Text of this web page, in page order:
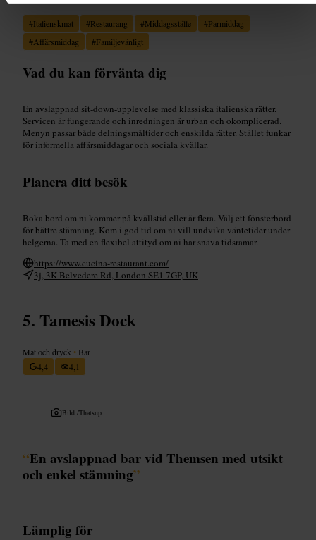
#Italienskmat #Restaurang #Middagsställe #Parmiddag
#Affärsmiddag #Familjevänligt
Vad du kan förvänta dig
En avslappnad sit-down-upplevelse med klassiska italienska rätter.
Servicen är fungerande och inredningen är urban och okomplicerad.
Menyn passar både delningsmåltider och enskilda rätter. Stället funkar
för informella affärsmiddagar och sociala kvällar.
Planera ditt besök
Boka bord om ni kommer på kvällstid eller är flera. Välj ett fönsterbord
för bättre stämning. Kom i god tid om ni vill undvika väntetider under
helgerna. Ta med en flexibel attityd om ni har snäva tidsramar.
https://www.cucina-restaurant.com/
3j, 3K Belvedere Rd, London SE1 7GP, UK
Tamesis Dock
Mat och dryck • Bar
4,4
4,1
Bild /Thatsup
“En avslappnad bar vid Themsen med utsikt
och enkel stämning”
Lämplig för